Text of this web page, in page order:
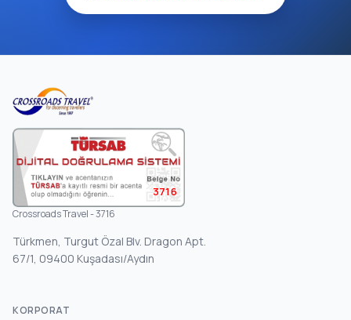
3716
Crossroads Travel - 3716
Türkmen, Turgut Özal Blv. Dragon Apt.
67/1, 09400 Kuşadası/Aydın
KORPORAT